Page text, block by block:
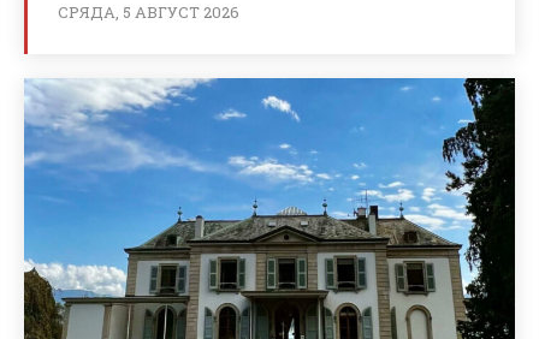
СРЯДА, 5 АВГУСТ 2026